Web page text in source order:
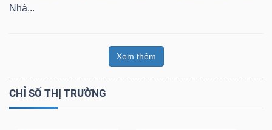
Nhà...
Xem thêm
CHỈ SỐ THỊ TRƯỜNG
Báo